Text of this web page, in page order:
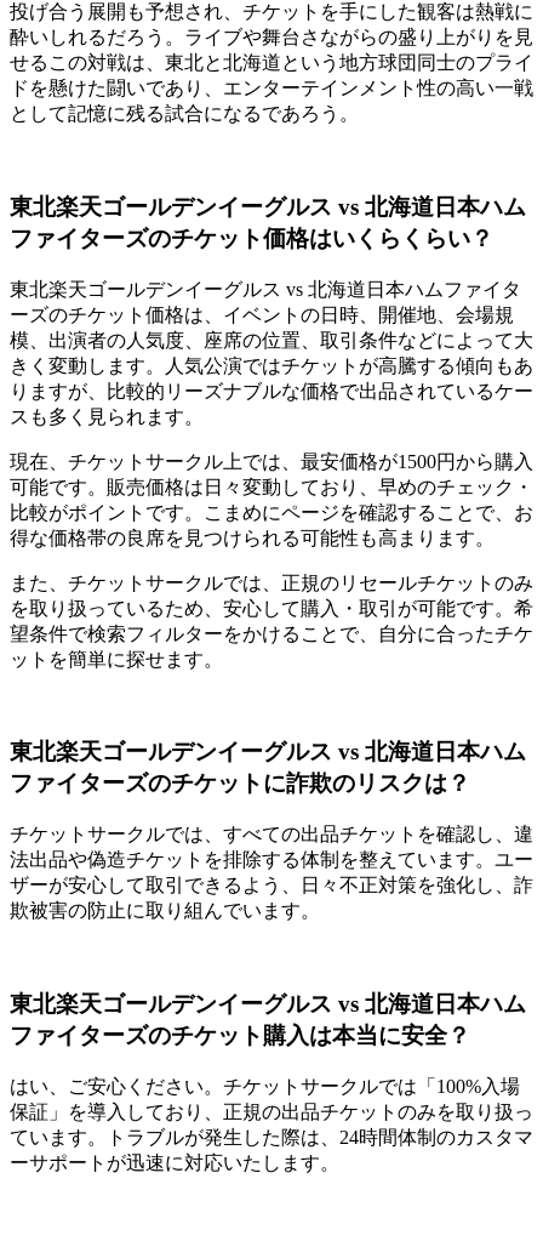
投げ合う展開も予想され、チケットを手にした観客は熱戦に
酔いしれるだろう。ライブや舞台さながらの盛り上がりを見
せるこの対戦は、東北と北海道という地方球団同士のプライ
ドを懸けた闘いであり、エンターテインメント性の高い一戦
として記憶に残る試合になるであろう。
東北楽天ゴールデンイーグルス vs 北海道日本ハム
ファイターズのチケット価格はいくらくらい？
東北楽天ゴールデンイーグルス vs 北海道日本ハムファイタ
ーズのチケット価格は、イベントの日時、開催地、会場規
模、出演者の人気度、座席の位置、取引条件などによって大
きく変動します。人気公演ではチケットが高騰する傾向もあ
りますが、比較的リーズナブルな価格で出品されているケー
スも多く見られます。
現在、チケットサークル上では、最安価格が1500円から購入
可能です。販売価格は日々変動しており、早めのチェック・
比較がポイントです。こまめにページを確認することで、お
得な価格帯の良席を見つけられる可能性も高まります。
また、チケットサークルでは、正規のリセールチケットのみ
を取り扱っているため、安心して購入・取引が可能です。希
望条件で検索フィルターをかけることで、自分に合ったチケ
ットを簡単に探せます。
東北楽天ゴールデンイーグルス vs 北海道日本ハム
ファイターズのチケットに詐欺のリスクは？
チケットサークルでは、すべての出品チケットを確認し、違
法出品や偽造チケットを排除する体制を整えています。ユー
ザーが安心して取引できるよう、日々不正対策を強化し、詐
欺被害の防止に取り組んでいます。
東北楽天ゴールデンイーグルス vs 北海道日本ハム
ファイターズのチケット購入は本当に安全？
はい、ご安心ください。チケットサークルでは「100%入場
保証」を導入しており、正規の出品チケットのみを取り扱っ
ています。トラブルが発生した際は、24時間体制のカスタマ
ーサポートが迅速に対応いたします。